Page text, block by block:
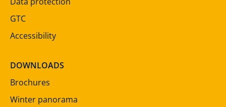
GTC
Accessibility
DOWNLOADS
Brochures
Winter panorama